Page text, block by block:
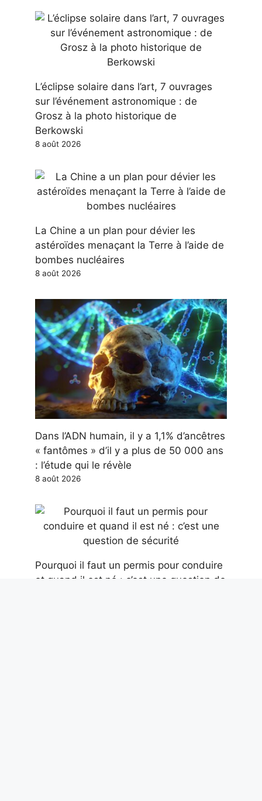
L’éclipse solaire dans l’art, 7 ouvrages
sur l’événement astronomique : de
Grosz à la photo historique de
Berkowski
8 août 2026
La Chine a un plan pour dévier les
astéroïdes menaçant la Terre à l’aide de
bombes nucléaires
8 août 2026
Dans l’ADN humain, il y a 1,1% d’ancêtres
« fantômes » d’il y a plus de 50 000 ans
: l’étude qui le révèle
8 août 2026
Pourquoi il faut un permis pour conduire
et quand il est né : c’est une question de